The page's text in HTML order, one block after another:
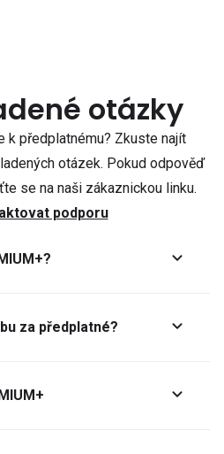
otázky
k předplatnému? Zkuste najít
otázek. Pokud odpověď
se na naši zákaznickou linku.
podporu
za předplatné?